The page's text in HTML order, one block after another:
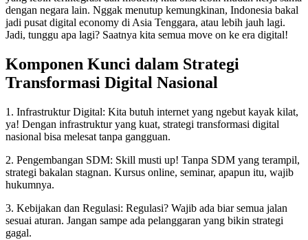
dengan negara lain. Nggak menutup kemungkinan, Indonesia bakal
jadi pusat digital economy di Asia Tenggara, atau lebih jauh lagi.
Jadi, tunggu apa lagi? Saatnya kita semua move on ke era digital!
Komponen Kunci dalam Strategi
Transformasi Digital Nasional
1. Infrastruktur Digital: Kita butuh internet yang ngebut kayak kilat,
ya! Dengan infrastruktur yang kuat, strategi transformasi digital
nasional bisa melesat tanpa gangguan.
2. Pengembangan SDM: Skill musti up! Tanpa SDM yang terampil,
strategi bakalan stagnan. Kursus online, seminar, apapun itu, wajib
hukumnya.
3. Kebijakan dan Regulasi: Regulasi? Wajib ada biar semua jalan
sesuai aturan. Jangan sampe ada pelanggaran yang bikin strategi
gagal.